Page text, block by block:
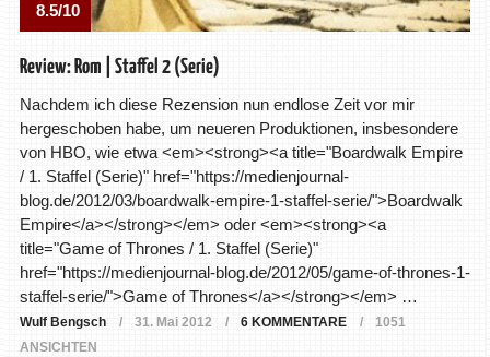
8.5/10
Review: Rom | Staffel 2 (Serie)
Nachdem ich diese Rezension nun endlose Zeit vor mir
hergeschoben habe, um neueren Produktionen, insbesondere
von HBO, wie etwa <em><strong><a title="Boardwalk Empire
/ 1. Staffel (Serie)" href="https://medienjournal-
blog.de/2012/03/boardwalk-empire-1-staffel-serie/">Boardwalk
Empire</a></strong></em> oder <em><strong><a
title="Game of Thrones / 1. Staffel (Serie)"
href="https://medienjournal-blog.de/2012/05/game-of-thrones-1-
staffel-serie/">Game of Thrones</a></strong></em> …
Wulf Bengsch 31. Mai 2012 6 KOMMENTARE
1051
ANSICHTEN